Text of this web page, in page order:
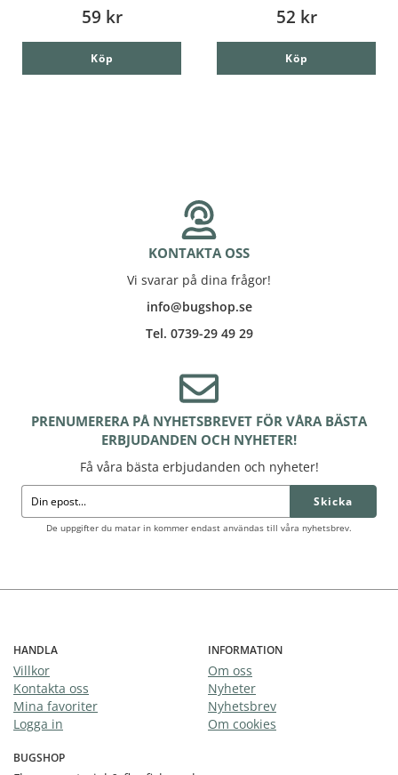
59 kr
Köp
52 kr
Köp
KONTAKTA OSS
Vi svarar på dina frågor!
info@bugshop.se
Tel. 0739-29 49 29
PRENUMERERA PÅ NYHETSBREVET FÖR VÅRA BÄSTA
ERBJUDANDEN OCH NYHETER!
Få våra bästa erbjudanden och nyheter!
Skicka
De uppgifter du matar in kommer endast användas till våra nyhetsbrev.
HANDLA
Villkor
Kontakta oss
Mina favoriter
Logga in
INFORMATION
Om oss
Nyheter
Nyhetsbrev
Om cookies
BUGSHOP